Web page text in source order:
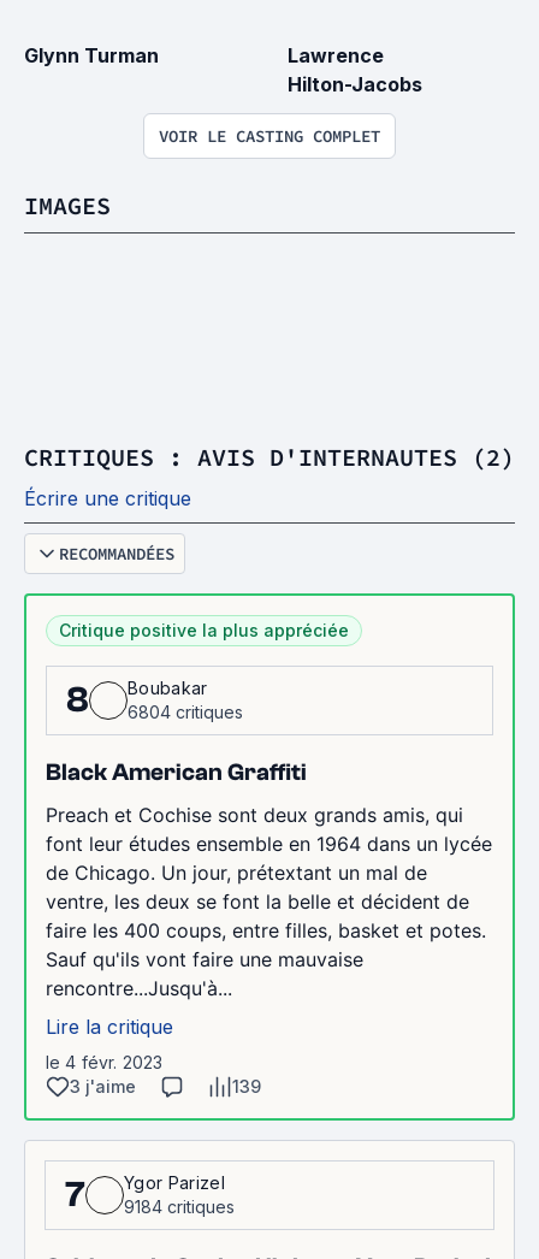
Glynn Turman
Lawrence
Hilton-Jacobs
VOIR LE CASTING COMPLET
IMAGES
CRITIQUES : AVIS D'INTERNAUTES (2)
Écrire une critique
RECOMMANDÉES
Critique positive la plus appréciée
8
Boubakar
6804 critiques
Black American Graffiti
Preach et Cochise sont deux grands amis, qui
font leur études ensemble en 1964 dans un lycée
de Chicago. Un jour, prétextant un mal de
ventre, les deux se font la belle et décident de
faire les 400 coups, entre filles, basket et potes.
Sauf qu'ils vont faire une mauvaise
rencontre...Jusqu'à...
Lire la critique
le 4 févr. 2023
3 j'aime
139
7
Ygor Parizel
9184 critiques